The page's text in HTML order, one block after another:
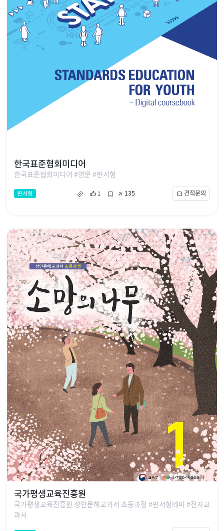
한국표준협회미디어
한국표준협회미디어 #영문 #판서형
판서형 1 135 견적문의
국가평생교육진흥원
국가평생교육진흥원 성인문해교과서 초등과정 #판서형테마 #전자교
과서